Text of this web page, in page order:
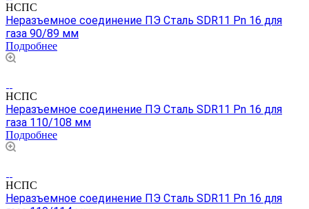
НСПС
Неразъемное соединение ПЭ Сталь SDR11 Pn 16 для
газа 90/89 мм
Подробнее
НСПС
Неразъемное соединение ПЭ Сталь SDR11 Pn 16 для
газа 110/108 мм
Подробнее
НСПС
Неразъемное соединение ПЭ Сталь SDR11 Pn 16 для